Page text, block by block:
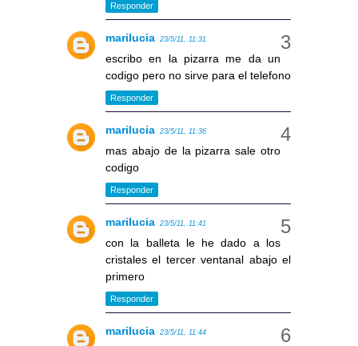
Responder
marilucia 23/5/11, 11:31
escribo en la pizarra me da un
codigo pero no sirve para el telefono
Responder
marilucia 23/5/11, 11:36
mas abajo de la pizarra sale otro
codigo
Responder
marilucia 23/5/11, 11:41
con la balleta le he dado a los
cristales el tercer ventanal abajo el
primero
Responder
marilucia 23/5/11, 11:44